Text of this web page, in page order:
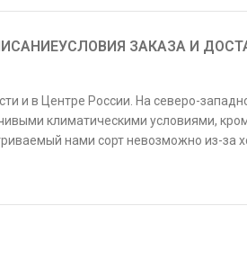
УСЛОВИЯ ЗАКАЗА И
и в Центре России. На северо-
климатическими условиями,
нами сорт невозможно из-за